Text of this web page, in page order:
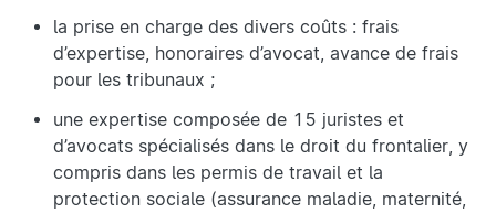
la prise en charge des divers coûts : frais
d’expertise, honoraires d’avocat, avance de frais
pour les tribunaux ;
une expertise composée de 15 juristes et
d’avocats spécialisés dans le droit du frontalier, y
compris dans les permis de travail et la
protection sociale (assurance maladie, maternité,